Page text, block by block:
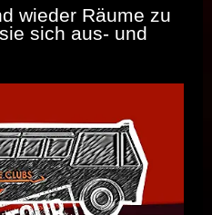
wieder Räume zu
sich aus- und